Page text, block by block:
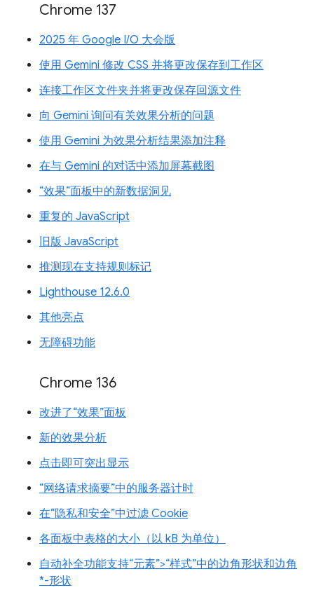
Chrome 137
2025 年 Google I/O 大会版
使用 Gemini 修改 CSS 并将更改保存到工作区
连接工作区文件夹并将更改保存回源文件
向 Gemini 询问有关效果分析的问题
使用 Gemini 为效果分析结果添加注释
在与 Gemini 的对话中添加屏幕截图
“效果”面板中的新数据洞见
重复的 JavaScript
旧版 JavaScript
推测现在支持规则标记
Lighthouse 12.6.0
其他亮点
无障碍功能
Chrome 136
改进了“效果”面板
新的效果分析
点击即可突出显示
“网络请求摘要”中的服务器计时
在“隐私和安全”中过滤 Cookie
各面板中表格的大小（以 kB 为单位）
自动补全功能支持“元素”>“样式”中的边角形状和边角
*-形状